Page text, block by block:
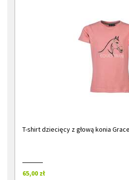
T-shirt dziecięcy z głową konia
65,00 zł